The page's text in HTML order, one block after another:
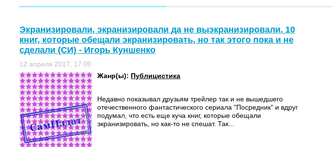
Экранизировали, экранизировали да не выэкранизировали. 10
книг, которые обещали экранизировать, но так этого пока и не
сделали (СИ) - Игорь Куншенко
12 апреля 2017, 17:00
Жанр(ы): Публицистика
Недавно показывал друзьям трейлер так и не вышедшего
отечественного фантастического сериала "Посредник" и вдруг
подумал, что есть еще куча книг, которые обещали
экранизировать, но как-то не спешат. Так...